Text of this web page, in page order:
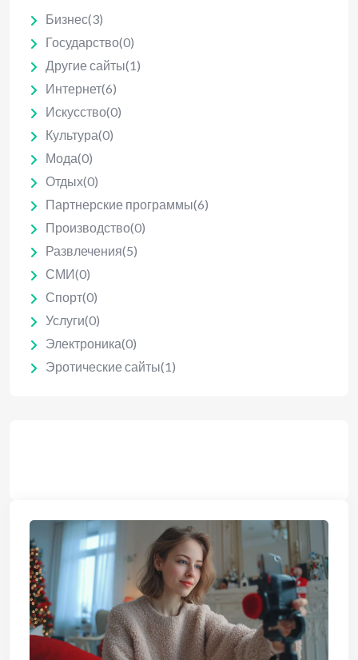
Бизнес(3)
Государство(0)
Другие сайты(1)
Интернет(6)
Искусство(0)
Культура(0)
Мода(0)
Отдых(0)
Партнерские программы(6)
Производство(0)
Развлечения(5)
СМИ(0)
Спорт(0)
Услуги(0)
Электроника(0)
Эротические сайты(1)